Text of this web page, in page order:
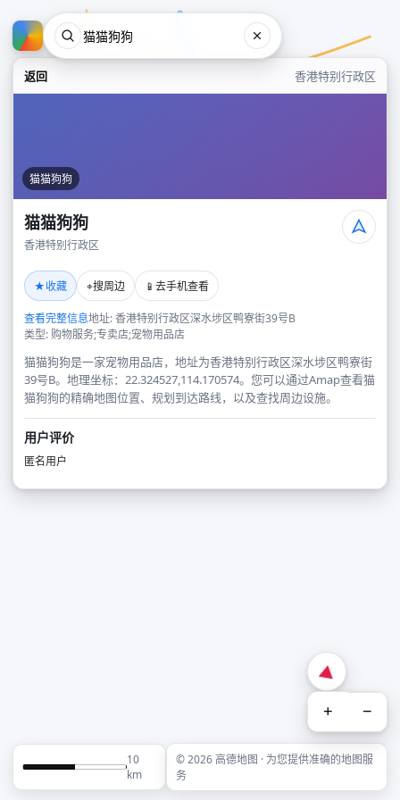
返回 香港特别行政区
猫猫狗狗
猫猫狗狗
香港特别行政区
★收藏 ⌖搜周边 📱 去手机查看
查看完整信息地址: 香港特别行政区深水埗区鸭寮街39号B
类型: 购物服务;专卖店;宠物用品店
猫猫狗狗是一家宠物用品店，地址为香港特别行政区深水埗区鸭寮街
39号B。地理坐标：22.324527,114.170574。您可以通过Amap查看猫
猫狗狗的精确地图位置、规划到达路线，以及查找周边设施。
用户评价
匿名用户
+ −
10
km
© 2026 高德地图 · 为您提供准确的地图服
务